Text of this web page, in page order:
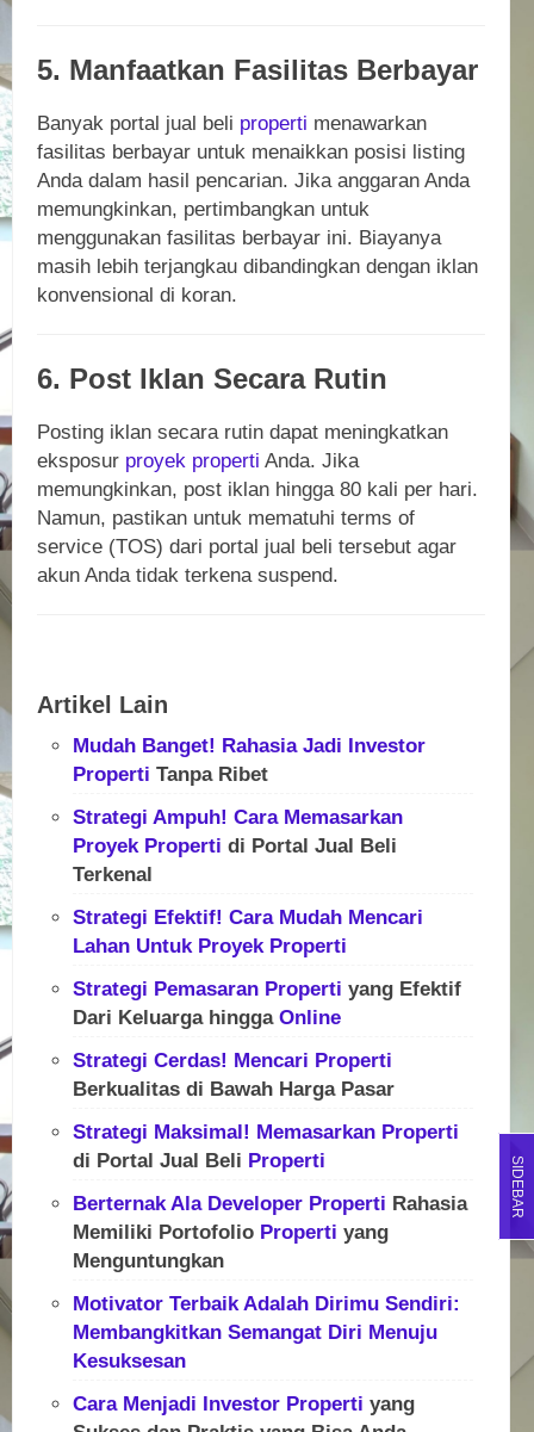
5. Manfaatkan Fasilitas Berbayar
Banyak portal jual beli properti menawarkan
fasilitas berbayar untuk menaikkan posisi listing
Anda dalam hasil pencarian. Jika anggaran Anda
memungkinkan, pertimbangkan untuk
menggunakan fasilitas berbayar ini. Biayanya
masih lebih terjangkau dibandingkan dengan iklan
konvensional di koran.
6. Post Iklan Secara Rutin
Posting iklan secara rutin dapat meningkatkan
eksposur proyek properti Anda. Jika
memungkinkan, post iklan hingga 80 kali per hari.
Namun, pastikan untuk mematuhi terms of
service (TOS) dari portal jual beli tersebut agar
akun Anda tidak terkena suspend.
Artikel Lain
Mudah Banget! Rahasia Jadi Investor
Properti Tanpa Ribet
Strategi Ampuh! Cara Memasarkan
Proyek Properti di Portal Jual Beli
Terkenal
Strategi Efektif! Cara Mudah Mencari
Lahan Untuk Proyek Properti
Strategi Pemasaran Properti yang Efektif
Dari Keluarga hingga Online
Strategi Cerdas! Mencari Properti
Berkualitas di Bawah Harga Pasar
Strategi Maksimal! Memasarkan Properti
di Portal Jual Beli Properti
Berternak Ala Developer Properti Rahasia
Memiliki Portofolio Properti yang
Menguntungkan
Motivator Terbaik Adalah Dirimu Sendiri:
Membangkitkan Semangat Diri Menuju
Kesuksesan
Cara Menjadi Investor Properti yang
SIDEBAR